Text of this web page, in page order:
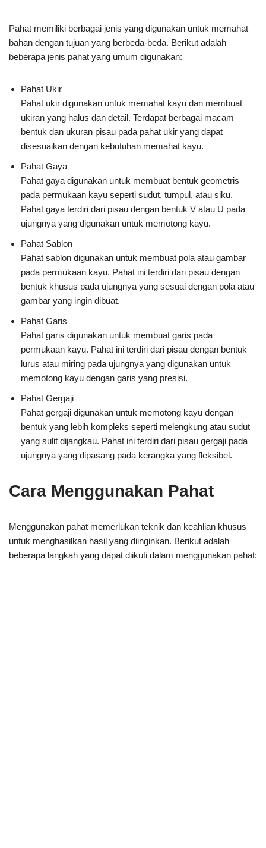
Pahat memiliki berbagai jenis yang digunakan untuk memahat
bahan dengan tujuan yang berbeda-beda. Berikut adalah
beberapa jenis pahat yang umum digunakan:
Pahat Ukir
Pahat ukir digunakan untuk memahat kayu dan membuat
ukiran yang halus dan detail. Terdapat berbagai macam
bentuk dan ukuran pisau pada pahat ukir yang dapat
disesuaikan dengan kebutuhan memahat kayu.
Pahat Gaya
Pahat gaya digunakan untuk membuat bentuk geometris
pada permukaan kayu seperti sudut, tumpul, atau siku.
Pahat gaya terdiri dari pisau dengan bentuk V atau U pada
ujungnya yang digunakan untuk memotong kayu.
Pahat Sablon
Pahat sablon digunakan untuk membuat pola atau gambar
pada permukaan kayu. Pahat ini terdiri dari pisau dengan
bentuk khusus pada ujungnya yang sesuai dengan pola atau
gambar yang ingin dibuat.
Pahat Garis
Pahat garis digunakan untuk membuat garis pada
permukaan kayu. Pahat ini terdiri dari pisau dengan bentuk
lurus atau miring pada ujungnya yang digunakan untuk
memotong kayu dengan garis yang presisi.
Pahat Gergaji
Pahat gergaji digunakan untuk memotong kayu dengan
bentuk yang lebih kompleks seperti melengkung atau sudut
yang sulit dijangkau. Pahat ini terdiri dari pisau gergaji pada
ujungnya yang dipasang pada kerangka yang fleksibel.
Cara Menggunakan Pahat
Menggunakan pahat memerlukan teknik dan keahlian khusus
untuk menghasilkan hasil yang diinginkan. Berikut adalah
beberapa langkah yang dapat diikuti dalam menggunakan pahat: